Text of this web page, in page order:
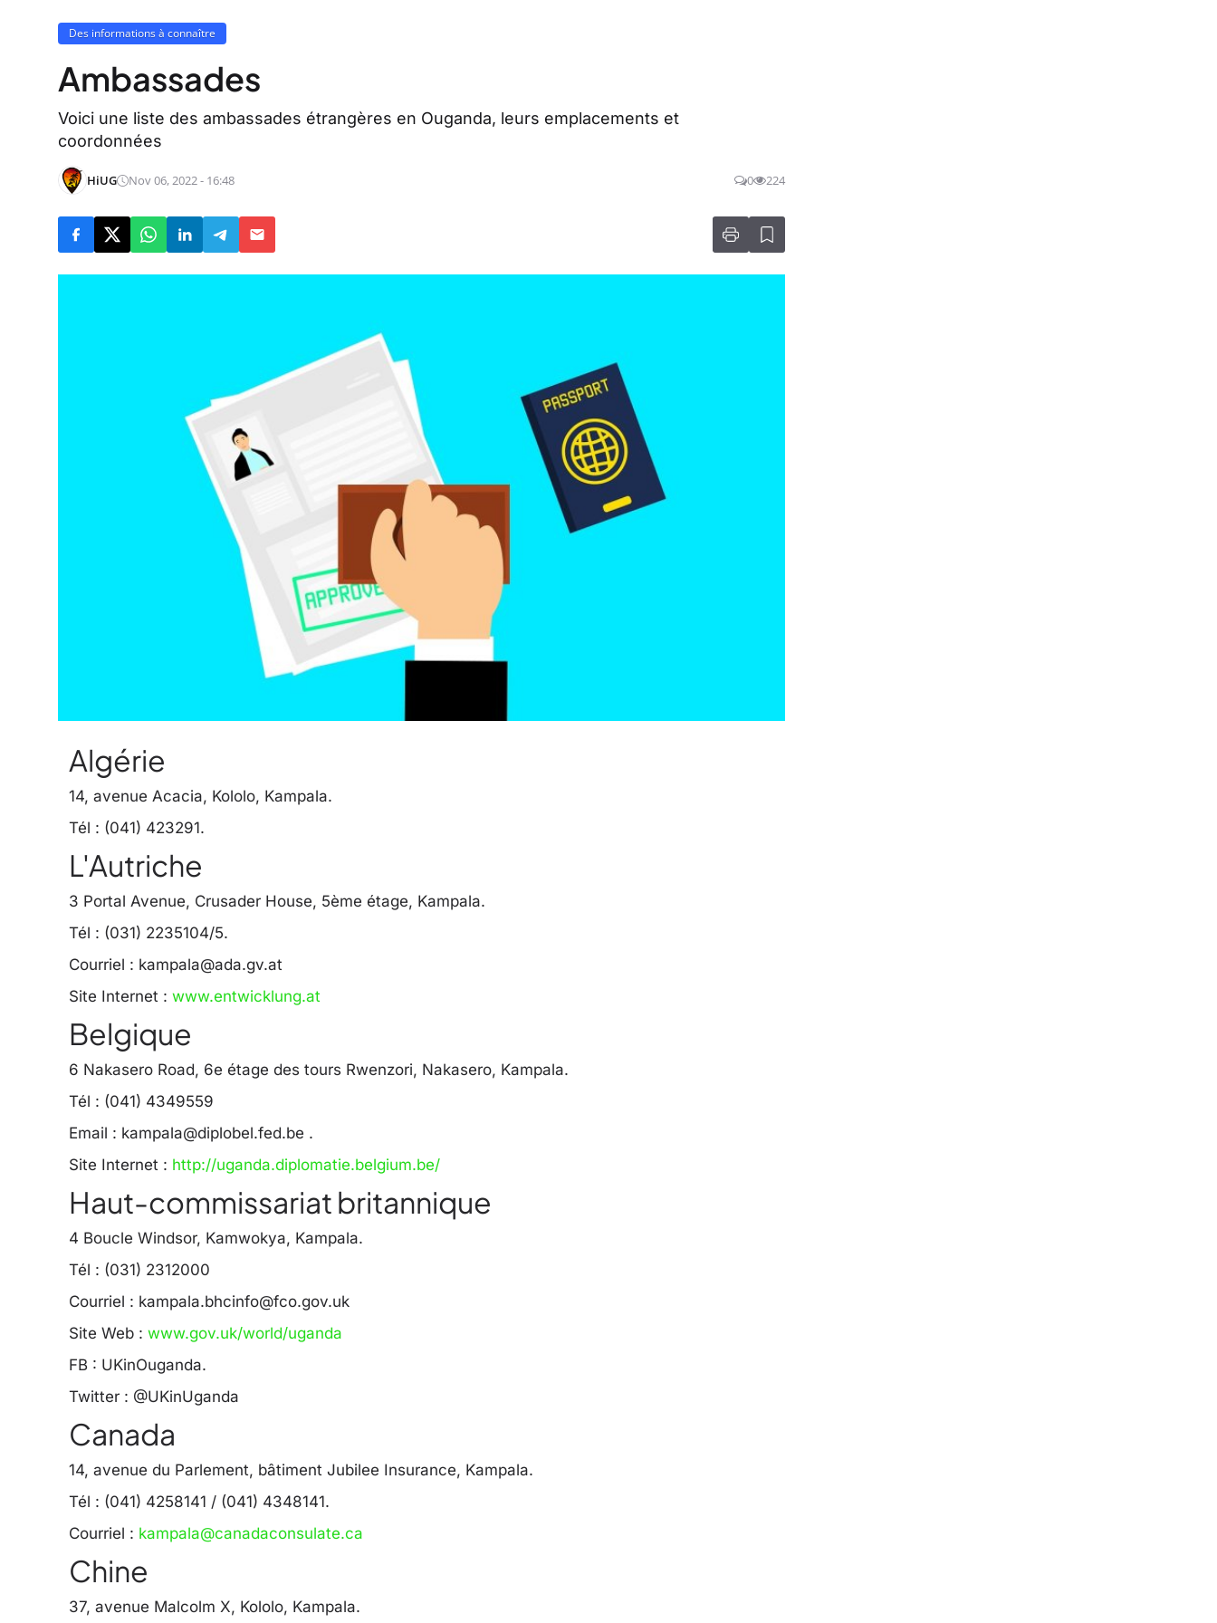
Des informations à connaître
Ambassades
Voici une liste des ambassades étrangères en Ouganda, leurs emplacements et
coordonnées
HiUG Nov 06, 2022 - 16:48 0 224
Algérie
14, avenue Acacia, Kololo, Kampala.
Tél : (041) 423291.
L'Autriche
3 Portal Avenue, Crusader House, 5ème étage, Kampala.
Tél : (031) 2235104/5.
Courriel : kampala@ada.gv.at
Site Internet : www.entwicklung.at
Belgique
6 Nakasero Road, 6e étage des tours Rwenzori, Nakasero, Kampala.
Tél : (041) 4349559
Email : kampala@diplobel.fed.be .
Site Internet : http://uganda.diplomatie.belgium.be/
Haut-commissariat britannique
4 Boucle Windsor, Kamwokya, Kampala.
Tél : (031) 2312000
Courriel : kampala.bhcinfo@fco.gov.uk
Site Web : www.gov.uk/world/uganda
FB : UKinOuganda.
Twitter : @UKinUganda
Canada
14, avenue du Parlement, bâtiment Jubilee Insurance, Kampala.
Tél : (041) 4258141 / (041) 4348141.
Courriel : kampala@canadaconsulate.ca
Chine
37, avenue Malcolm X, Kololo, Kampala.